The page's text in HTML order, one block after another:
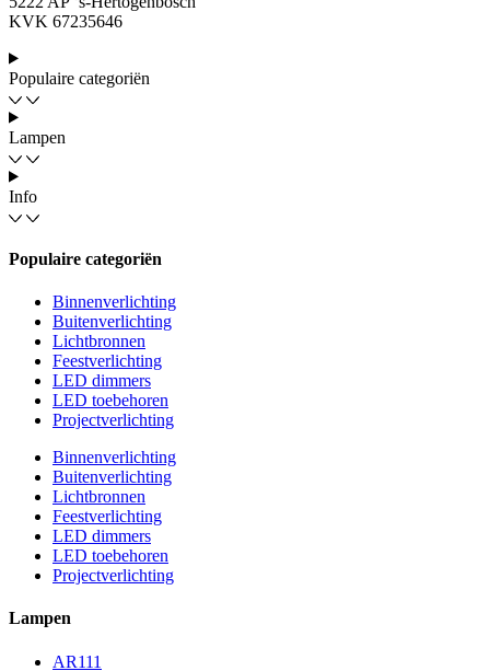
KVK 67235646
Populaire categoriën
Lampen
Info
Populaire categoriën
Binnenverlichting
Buitenverlichting
Lichtbronnen
Feestverlichting
LED dimmers
LED toebehoren
Projectverlichting
Binnenverlichting
Buitenverlichting
Lichtbronnen
Feestverlichting
LED dimmers
LED toebehoren
Projectverlichting
Lampen
AR111